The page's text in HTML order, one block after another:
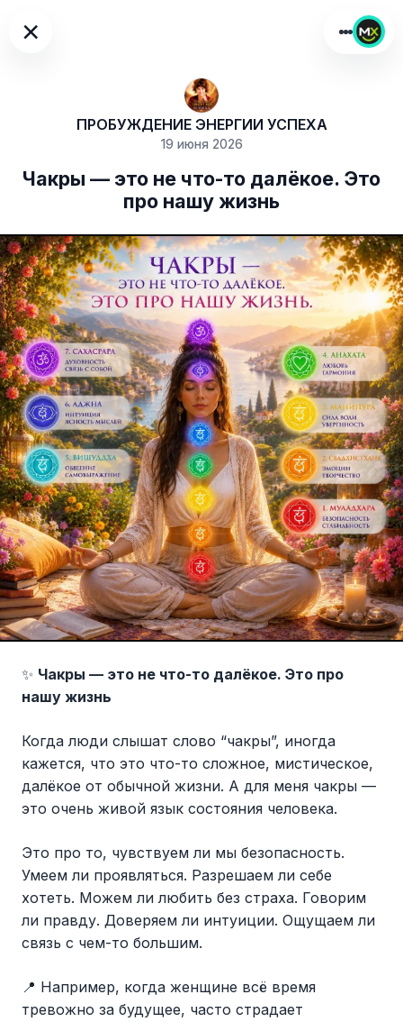
×
ПРОБУЖДЕНИЕ ЭНЕРГИИ УСПЕХА
19 июня 2026
Чакры — это не что-то далёкое. Это
про нашу жизнь
✨ Чакры — это не что-то далёкое. Это про
нашу жизнь
Когда люди слышат слово “чакры”, иногда
кажется, что это что-то сложное, мистическое,
далёкое от обычной жизни. А для меня чакры —
это очень живой язык состояния человека.
Это про то, чувствуем ли мы безопасность.
Умеем ли проявляться. Разрешаем ли себе
хотеть. Можем ли любить без страха. Говорим
ли правду. Доверяем ли интуиции. Ощущаем ли
связь с чем-то большим.
📍 Например, когда женщине всё время
тревожно за будущее, часто страдает